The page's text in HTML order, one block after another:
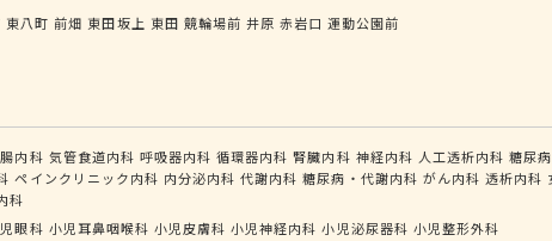
東八町 前畑 東田坂上 東田 競輪場前 井原 赤岩口 運動公園前
内科 気管食道内科 呼吸器内科 循環器内科 腎臓内科 神経内科 人工透析内科 糖尿
ペインクリニック内科 内分泌内科 代謝内科 糖尿病・代謝内科 がん内科 透析内科
科
眼科 小児耳鼻咽喉科 小児皮膚科 小児神経内科 小児泌尿器科 小児整形外科